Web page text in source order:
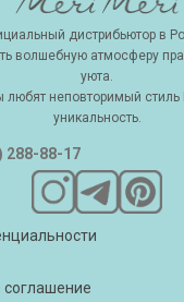
дистрибьютор в
волшебную атмосферу
уюта.
любят неповторимый стиль
уникальность.
288-88-17
соглашение